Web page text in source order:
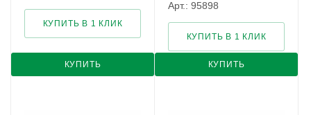
КУПИТЬ
КУПИТЬ В 1 КЛИК
Арт.: 95898
КУПИТЬ
КУПИТЬ В 1 КЛИК